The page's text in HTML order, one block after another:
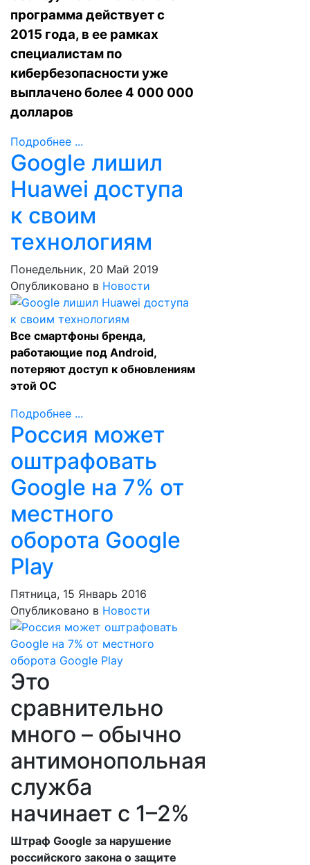
программа действует с
2015 года, в ее рамках
специалистам по
кибербезопасности уже
выплачено более 4 000 000
долларов
Подробнее ...
Google лишил
Huawei доступа
к своим
технологиям
Понедельник, 20 Май 2019
Опубликовано в Новости
Все смартфоны бренда,
работающие под Android,
потеряют доступ к обновлениям
этой ОС
Подробнее ...
Россия может
оштрафовать
Google на 7% от
местного
оборота Google
Play
Пятница, 15 Январь 2016
Опубликовано в Новости
Это
сравнительно
много – обычно
антимонопольная
служба
начинает с 1–2%
Штраф Google за нарушение
российского закона о защите